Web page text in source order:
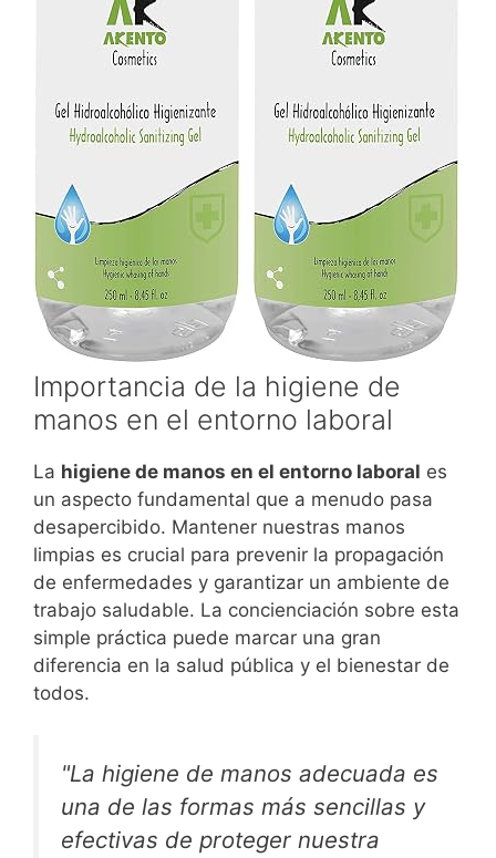
Importancia de la higiene de
manos en el entorno laboral
La higiene de manos en el entorno laboral es
un aspecto fundamental que a menudo pasa
desapercibido. Mantener nuestras manos
limpias es crucial para prevenir la propagación
de enfermedades y garantizar un ambiente de
trabajo saludable. La concienciación sobre esta
simple práctica puede marcar una gran
diferencia en la salud pública y el bienestar de
todos.
"La higiene de manos adecuada es
una de las formas más sencillas y
efectivas de proteger nuestra